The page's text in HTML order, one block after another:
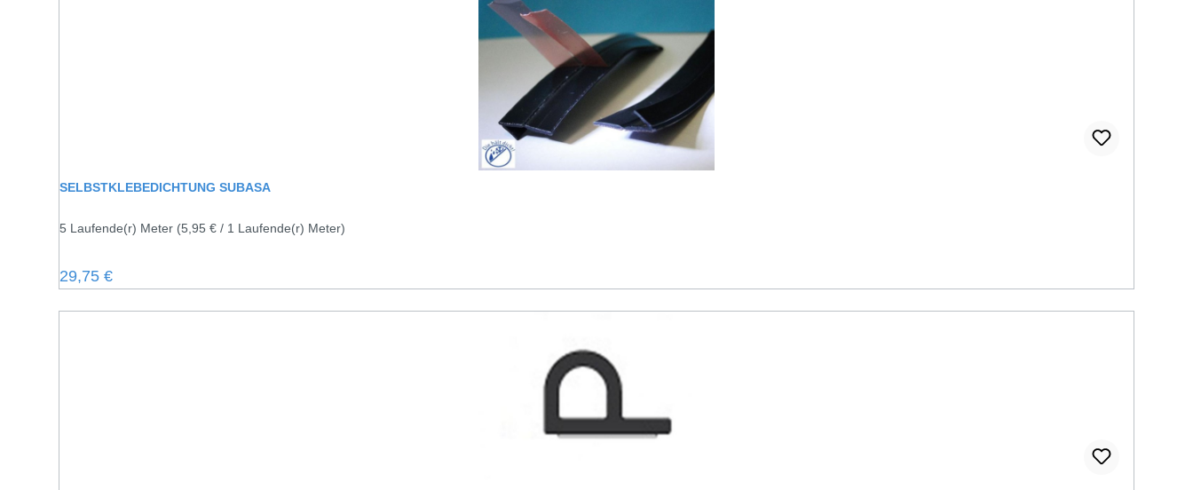
SELBSTKLEBEDICHTUNG SUBASA
5 Laufende(r) Meter (5,95 € / 1 Laufende(r) Meter)
Regulärer Preis:
29,75 €